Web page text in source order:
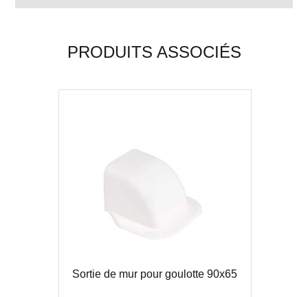
PRODUITS ASSOCIÉS
Sortie de mur pour goulotte 90x65